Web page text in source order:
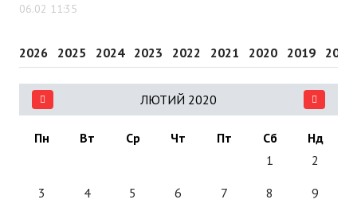
06.02 11:35
2026 2025 2024 2023 2022 2021 2020 2019 2018
ЛЮТИЙ 2020
Пн Вт Ср Чт Пт Сб
Нд
1
2
3 4 5 6 7 8 9